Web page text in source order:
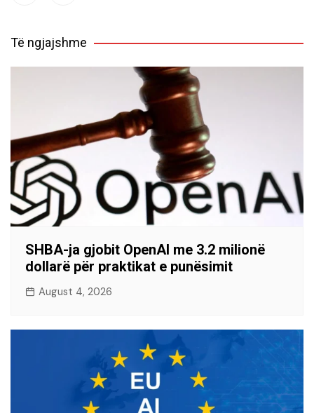
Të ngjajshme
SHBA-ja gjobit OpenAI me 3.2 milionë
dollarë për praktikat e punësimit
August 4, 2026